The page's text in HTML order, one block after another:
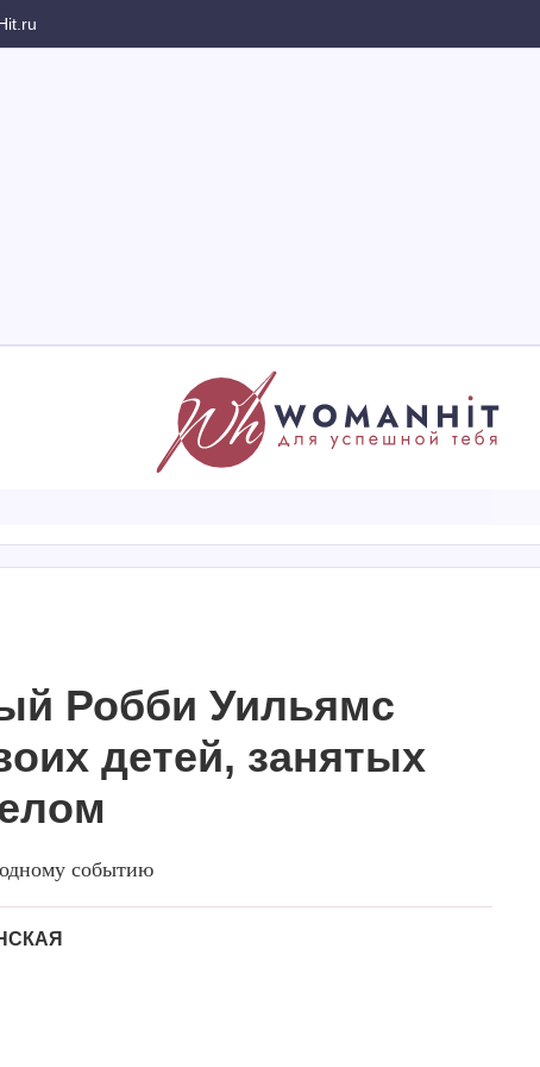
Робби Уильямс
детей, занятых
событию